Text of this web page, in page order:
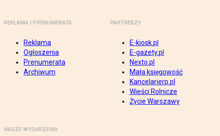
REKLAMA I PRENUMERATA
Reklama
Ogłoszenia
Prenumerata
Archiwum
PARTNERZY
E-kiosk.pl
E-gazety.pl
Nexto.pl
Mała księgowość
Kancelarierp.pl
Wieści Rolnicze
Życie Warszawy
NASZE WYDARZENIA